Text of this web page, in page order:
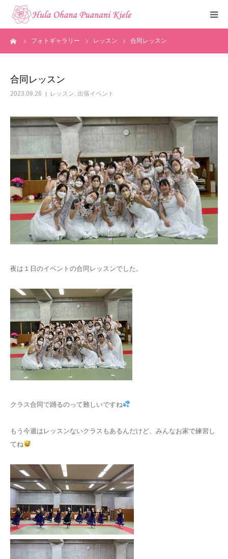
フォトギャラリー レッスン 合同レッスン
合同レッスン
2023.09.26 レッスン, 出張イベント
夜は１日のイベントの合同レッスンでした。
クラス合同で踊るのって難しいですね
もう今週はレッスンないクラスもあるんだけど、みんなお家で練習し
てね
トップ
メディア掲載
フォトギャラリー
お知らせ
見学・体験申込
お問い合わせ